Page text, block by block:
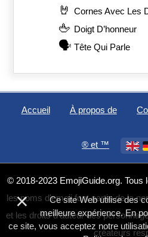
🤘 Cornes Avec Les
🖕 Doigt D’honneur
🗣️ Tête Qui Parle
Accueil À propos de
®️ et ™
© 2018-2023 EmojiGuide.org. Tous
les noms d'emoji font partie de la
et les droits d'auteur des
créateurs
×
Ce site Web utilise des
meilleure expérience. En
ce site, vous acceptez notre